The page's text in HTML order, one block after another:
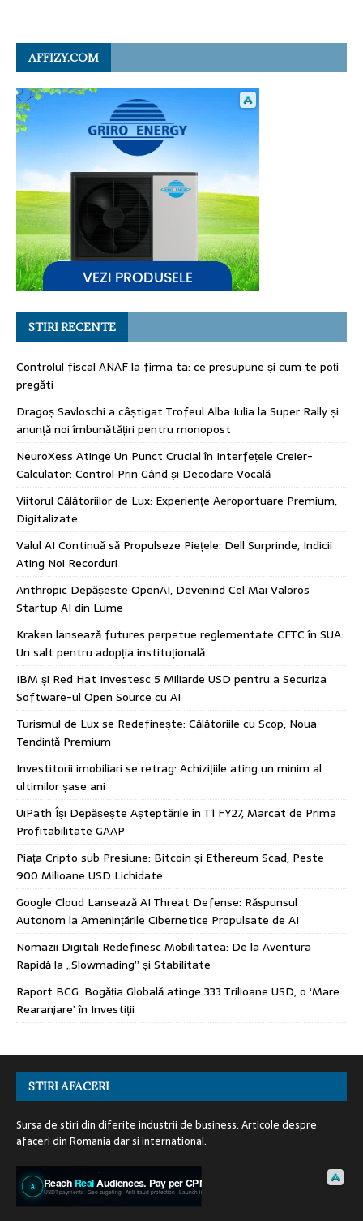
AFFIZY.COM
STIRI RECENTE
Controlul fiscal ANAF la firma ta: ce presupune și cum te poți
pregăti
Dragoș Savloschi a câștigat Trofeul Alba Iulia la Super Rally și
anunță noi îmbunătățiri pentru monopost
NeuroXess Atinge Un Punct Crucial în Interfețele Creier-
Calculator: Control Prin Gând și Decodare Vocală
Viitorul Călătoriilor de Lux: Experiențe Aeroportuare Premium,
Digitalizate
Valul AI Continuă să Propulseze Piețele: Dell Surprinde, Indicii
Ating Noi Recorduri
Anthropic Depășește OpenAI, Devenind Cel Mai Valoros
Startup AI din Lume
Kraken lansează futures perpetue reglementate CFTC în SUA:
Un salt pentru adopția instituțională
IBM și Red Hat Investesc 5 Miliarde USD pentru a Securiza
Software-ul Open Source cu AI
Turismul de Lux se Redefinește: Călătoriile cu Scop, Noua
Tendință Premium
Investitorii imobiliari se retrag: Achizițiile ating un minim al
ultimilor șase ani
UiPath Își Depășește Așteptările în T1 FY27, Marcat de Prima
Profitabilitate GAAP
Piața Cripto sub Presiune: Bitcoin și Ethereum Scad, Peste
900 Milioane USD Lichidate
Google Cloud Lansează AI Threat Defense: Răspunsul
Autonom la Amenințările Cibernetice Propulsate de AI
Nomazii Digitali Redefinesc Mobilitatea: De la Aventura
Rapidă la „Slowmading” și Stabilitate
Raport BCG: Bogăția Globală atinge 333 Trilioane USD, o ‘Mare
Rearanjare’ în Investiții
STIRI AFACERI
Sursa de stiri din diferite industrii de business. Articole despre
afaceri din Romania dar si international.